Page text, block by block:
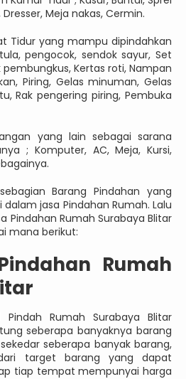
Meja nakas, Cermin.
Tidur yang mampu dipindahkan
pengocok, sendok sayur, Set
pembungkus, Kertas roti, Nampan
Piring, Gelas minuman, Gelas
Rak pengering piring, Pembuka
yang lain sebagai sarana
; Komputer, AC, Meja, Kursi,
Barang Pindahan yang
jasa Pindahan Rumah. Lalu
Pindahan Rumah Surabaya Blitar
mana berikut:
Rumah
Pindah Rumah Surabaya Blitar
seberapa banyaknya barang
seberapa banyak barang,
target barang yang dapat
tiap tempat mempunyai harga